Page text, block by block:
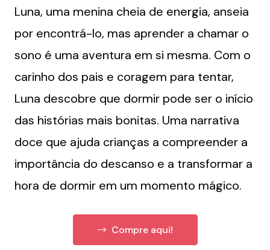
Luna, uma menina cheia de energia, anseia
por encontrá-lo, mas aprender a chamar o
sono é uma aventura em si mesma. Com o
carinho dos pais e coragem para tentar,
Luna descobre que dormir pode ser o início
das histórias mais bonitas. Uma narrativa
doce que ajuda crianças a compreender a
importância do descanso e a transformar a
hora de dormir em um momento mágico.
Compre aqui!